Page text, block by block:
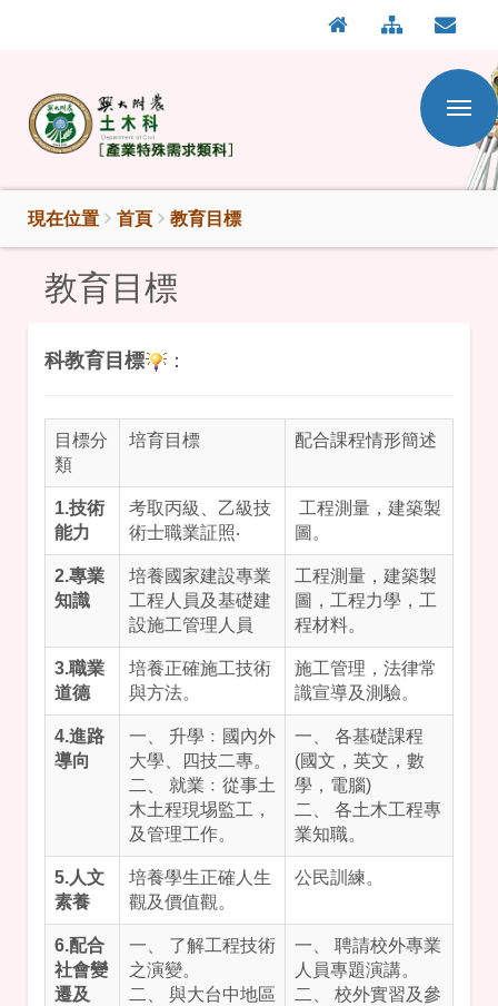
區
現在位置 首頁 教育目標
教育目標
科教育目標 ：
目標分
類
培育目標 配合課程情形簡述
1.技術
能力
考取丙級、乙級技
術士職業証照‧
工程測量，建築製
圖。
2.專業
知識
培養國家建設專業
工程人員及基礎建
設施工管理人員
工程測量，建築製
圖，工程力學，工
程材料。
3.職業
道德
培養正確施工技術
與方法。
施工管理，法律常
識宣導及測驗。
4.進路
導向
一、 升學﹕國內外
大學、四技二專。
二、 就業﹕從事土
木土程現埸監工，
及管理工作。
一、 各基礎課程
(國文，英文，數
學，電腦)
二、 各土木工程專
業知職。
5.人文
素養
培養學生正確人生
觀及價值觀。
公民訓練。
6.配合
社會變
遷及
一、 了解工程技術
之演變。
二、 與大台中地區
一、 聘請校外專業
人員專題演講。
二、 校外實習及參